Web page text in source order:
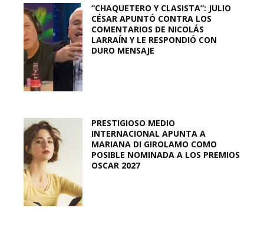
“CHAQUETERO Y CLASISTA”: JULIO
CÉSAR APUNTÓ CONTRA LOS
COMENTARIOS DE NICOLÁS
LARRAÍN Y LE RESPONDIÓ CON
DURO MENSAJE
PRESTIGIOSO MEDIO
INTERNACIONAL APUNTA A
MARIANA DI GIROLAMO COMO
POSIBLE NOMINADA A LOS PREMIOS
OSCAR 2027